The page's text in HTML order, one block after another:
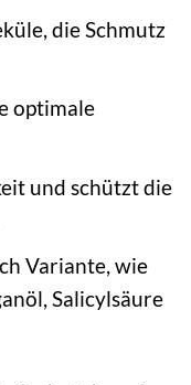
die Schmutz
optimale
und schützt die
Variante, wie
Salicylsäure